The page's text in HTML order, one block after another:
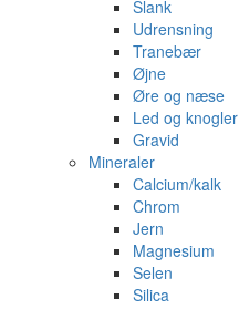
Slank
Udrensning
Tranebær
Øjne
Øre og næse
Led og knogler
Gravid
Mineraler
Calcium/kalk
Chrom
Jern
Magnesium
Selen
Silica